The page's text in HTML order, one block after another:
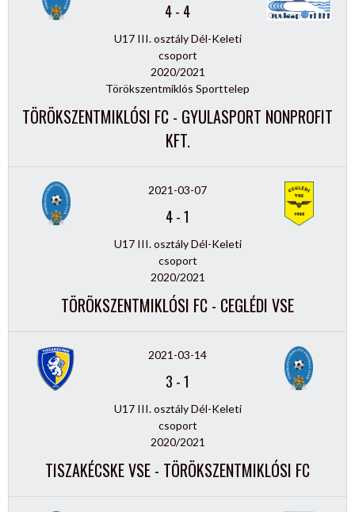
4- 4
U17 III. osztály Dél-Keleti
csoport
2020/2021
Törökszentmiklós Sporttelep
TÖRÖKSZENTMIKLÓSI FC - GYULASPORT NONPROFIT
KFT.
2021-03-07
4-1
U17 III. osztály Dél-Keleti
csoport
2020/2021
TÖRÖKSZENTMIKLÓSI FC - CEGLÉDI VSE
2021-03-14
3 -1
U17 III. osztály Dél-Keleti
csoport
2020/2021
TISZAKÉCSKE VSE - TÖRÖKSZENTMIKLÓSI FC